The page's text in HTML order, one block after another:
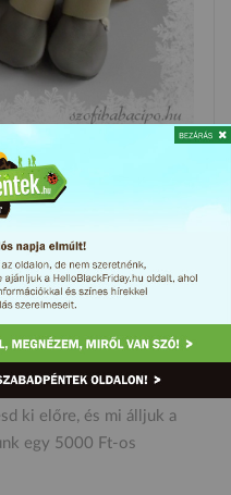
még hidegebb napok, így
bélelt, puha talpú
ki a színeit, sőt ha van
is dekorálhatod. Csak
Kuponkód:
ki előre, és mi álljuk a
egy 5000 Ft-os